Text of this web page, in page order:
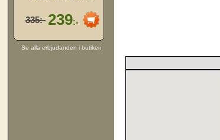
335:- 239:-
Se alla erbjudanden i butiken